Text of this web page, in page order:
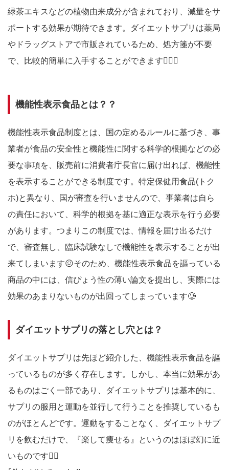
緑茶エキスなどの植物由来成分が含まれており、減量をサ
ポートする効果が期待できます。ダイエットサプリは薬局
やドラッグストアで市販されているため、処方箋が不要
で、比較的簡単に入手することができます🙆🏻‍♀️
機能性表示食品とは？？
機能性表示食品制度とは、国の定めるルールに基づき、事
業者が食品の安全性と機能性に関する科学的根拠などの必
要な事項を、販売前に消費者庁長官に届け出れば、機能性
を表示することができる制度です。特定保健用食品(トク
ホ)と異なり、国が審査を行いませんので、事業者は自ら
の責任において、科学的根拠を基に適正な表示を行う必要
があります。つまりこの制度では、情報を届け出るだけ
で、審査無し、臨床試験なしで機能性を表示することが出
来てしまいます😖そのため、機能性表示食品を謳っている
商品の中には、信ぴょう性の薄い論文を提出し、実際には
効果のあまりないものが出回ってしまっています🥲
ダイエットサプリの落とし穴とは？
ダイエットサプリは先ほど紹介した、機能性表示食品を謳
っているものが多く存在します。しかし、本当に効果があ
るものはごく一部であり、ダイエットサプリは基本的に、
サプリの服用と運動を並行して行うことを推奨しているも
のがほとんどです。運動をすることなく、ダイエットサプ
リを飲むだけで、『楽して痩せる』というのはほぼ幻に近
いものです☝🏻